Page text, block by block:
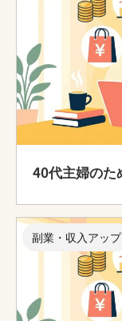
40代主婦のた
副業・収入アップ